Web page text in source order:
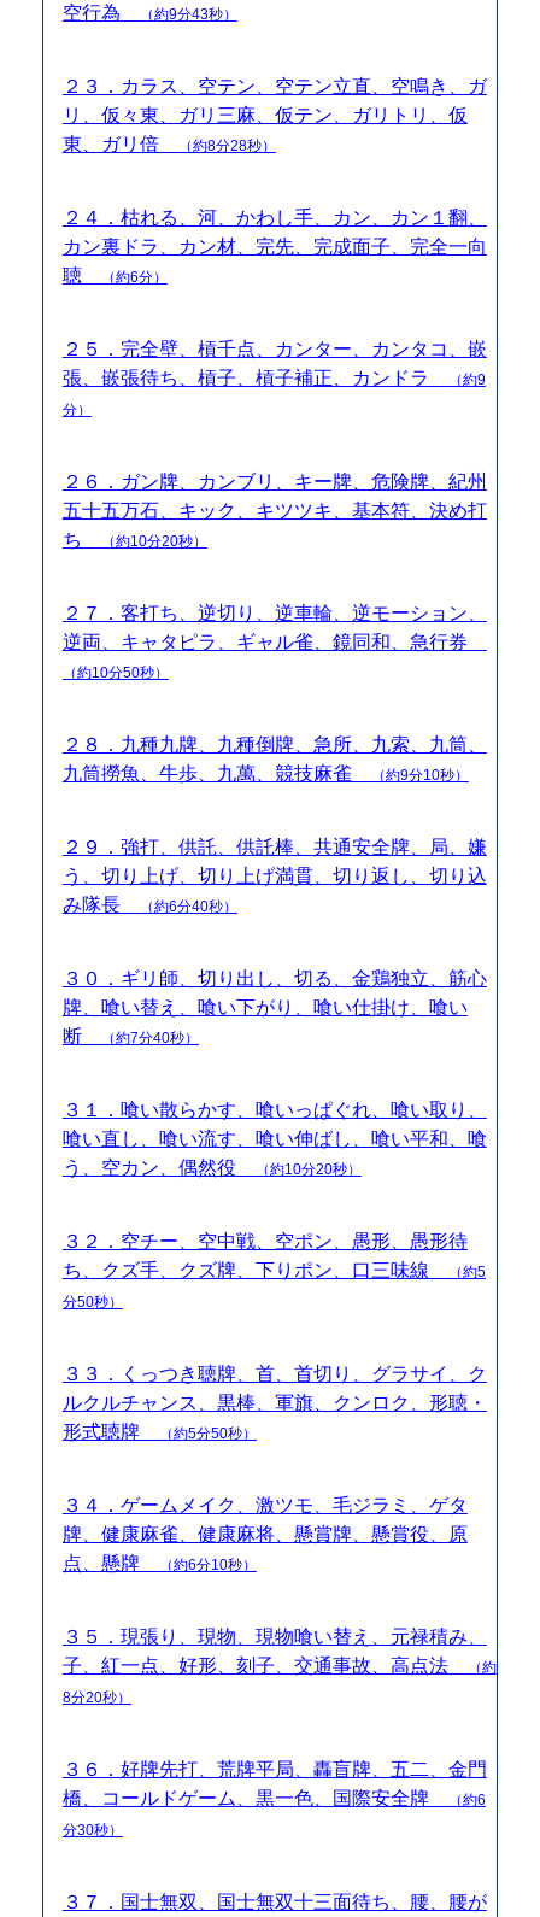
空行為
（約9分43秒）
２３．カラス、空テン、空テン立直、空鳴き、ガ
リ、仮々東、ガリ三麻、仮テン、ガリトリ、仮
東、ガリ倍
（約8分28秒）
２４．枯れる、河、かわし手、カン、カン１翻、
カン裏ドラ、カン材、完先、完成面子、完全一向
聴
（約6分）
２５．完全壁、槓千点、カンター、カンタコ、嵌
張、嵌張待ち、槓子、槓子補正、カンドラ
（約9
分）
２６．ガン牌、カンブリ、キー牌、危険牌、紀州
五十五万石、キック、キツツキ、基本符、決め打
ち
（約10分20秒）
２７．客打ち、逆切り、逆車輪、逆モーション、
逆両、キャタピラ、ギャル雀、鏡同和、急行券
（約10分50秒）
２８．九種九牌、九種倒牌、急所、九索、九筒、
九筒撈魚、牛歩、九萬、競技麻雀
（約9分10秒）
２９．強打、供託、供託棒、共通安全牌、局、嫌
う、切り上げ、切り上げ満貫、切り返し、切り込
み隊長
（約6分40秒）
３０．ギリ師、切り出し、切る、金鶏独立、筋心
牌、喰い替え、喰い下がり、喰い仕掛け、喰い
断
（約7分40秒）
３１．喰い散らかす、喰いっぱぐれ、喰い取り、
喰い直し、喰い流す、喰い伸ばし、喰い平和、喰
う、空カン、偶然役
（約10分20秒）
３２．空チー、空中戦、空ポン、愚形、愚形待
ち、クズ手、クズ牌、下りポン、口三味線
（約5
分50秒）
３３．くっつき聴牌、首、首切り、グラサイ、ク
ルクルチャンス、黒棒、軍旗、クンロク、形聴・
形式聴牌
（約5分50秒）
３４．ゲームメイク、激ツモ、毛ジラミ、ゲタ
牌、健康麻雀、健康麻将、懸賞牌、懸賞役、原
点、懸牌
（約6分10秒）
３５．現張り、現物、現物喰い替え、元禄積み、
子、紅一点、好形、刻子、交通事故、高点法
（約
8分20秒）
３６．好牌先打、荒牌平局、轟盲牌、五二、金門
橋、コールドゲーム、黒一色、国際安全牌
（約6
分30秒）
３７．国士無双、国士無双十三面待ち、腰、腰が